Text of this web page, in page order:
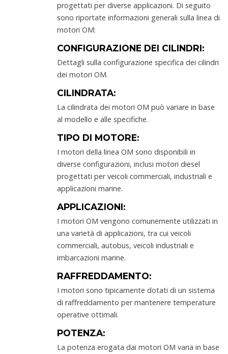
progettati per diverse applicazioni. Di seguito
sono riportate informazioni generali sulla linea di
motori OM:
CONFIGURAZIONE DEI CILINDRI:
Dettagli sulla configurazione specifica dei cilindri
dei motori OM.
CILINDRATA:
La cilindrata dei motori OM può variare in base
al modello e alle specifiche.
TIPO DI MOTORE:
I motori della linea OM sono disponibili in
diverse configurazioni, inclusi motori diesel
progettati per veicoli commerciali, industriali e
applicazioni marine.
APPLICAZIONI:
I motori OM vengono comunemente utilizzati in
una varietà di applicazioni, tra cui veicoli
commerciali, autobus, veicoli industriali e
imbarcazioni marine.
RAFFREDDAMENTO:
I motori sono tipicamente dotati di un sistema
di raffreddamento per mantenere temperature
operative ottimali.
POTENZA:
La potenza erogata dai motori OM varia in base